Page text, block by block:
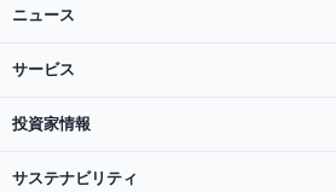
ニュース
サービス
投資家情報
サステナビリティ